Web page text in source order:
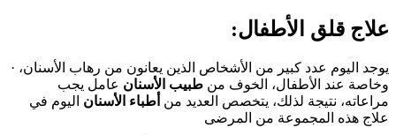
:علاج قلق الأطفال
· يوجد اليوم عدد كبير من الأشخاص الذين يعانون من رهاب الأسنان،
وخاصة عند الأطفال، الخوف من طبيب الأسنان عامل يجب
مراعاته، نتيجة لذلك، يتخصص العديد من أطباء الأسنان اليوم في
علاج هذه المجموعة من المرضى